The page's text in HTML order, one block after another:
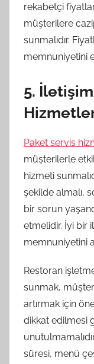
rekabetçi
müşterilere
sunmalıdır.
memnuniyetini
5.
Paket servis
müşterilerle
hizmeti
şekilde almalı,
bir sorun
etmelidir. İyi bir
memnuniyetini
Restoran
sunmak,
artırmak için
dikkat edilmesi
süresi, menü